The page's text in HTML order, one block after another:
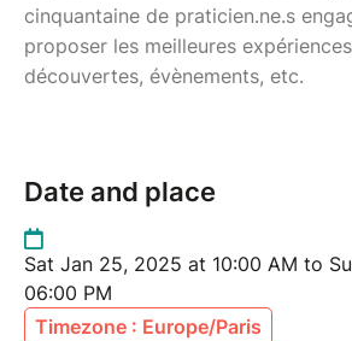
cinquantaine de praticien.ne.s
proposer les meilleures
découvertes, évènements, etc.
Date and place
Sat Jan 25, 2025 at 10:00 AM to
06:00 PM
Timezone : Europe/Paris